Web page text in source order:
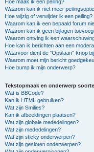
Hoe maak ik een peiling?
Waarom kan ik niet meer
Hoe wijzig of verwijder ik een peiling?
Waarom kan ik een bepaald forum
Waarom kan ik geen bijlagen
Waarom ontving ik een
Hoe kan ik berichten aan een
Waarvoor dient de "Opslaan"-knop
Waarom moet mijn bericht
Hoe bump ik mijn onderwerp?
Tekstopmaak en onderwerp
Wat is BBCode?
Kan ik HTML gebruiken?
Wat zijn Smilies?
Kan ik afbeeldingen plaatsen?
Wat zijn globale mededelingen?
Wat zijn mededelingen?
Wat zijn sticky onderwerpen?
Wat zijn gesloten onderwerpen?